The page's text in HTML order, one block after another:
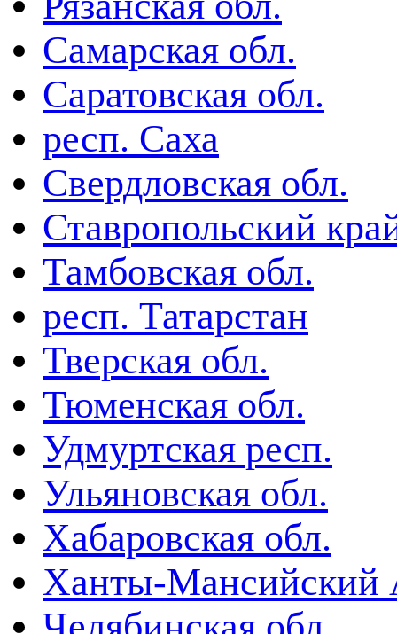
Самарская обл.
Саратовская обл.
респ. Саха
Свердловская обл.
Ставропольский
Тамбовская обл.
респ. Татарстан
Тверская обл.
Тюменская обл.
Удмуртская респ.
Ульяновская обл.
Хабаровская обл.
Ханты-